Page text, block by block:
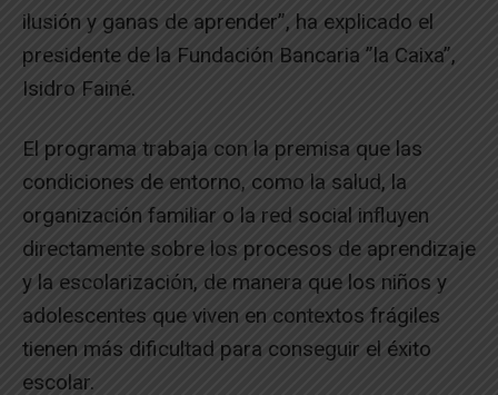
ilusión y ganas de aprender”, ha explicado el
presidente de la Fundación Bancaria ”la Caixa”,
Isidro Fainé.
El programa trabaja con la premisa que las
condiciones de entorno, como la salud, la
organización familiar o la red social influyen
directamente sobre los procesos de aprendizaje
y la escolarización, de manera que los niños y
adolescentes que viven en contextos frágiles
tienen más dificultad para conseguir el éxito
escolar.